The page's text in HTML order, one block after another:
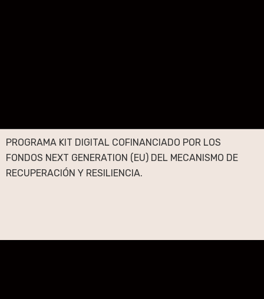
PROGRAMA KIT DIGITAL COFINANCIADO POR LOS
FONDOS NEXT GENERATION (EU) DEL MECANISMO DE
RECUPERACIÓN Y RESILIENCIA.